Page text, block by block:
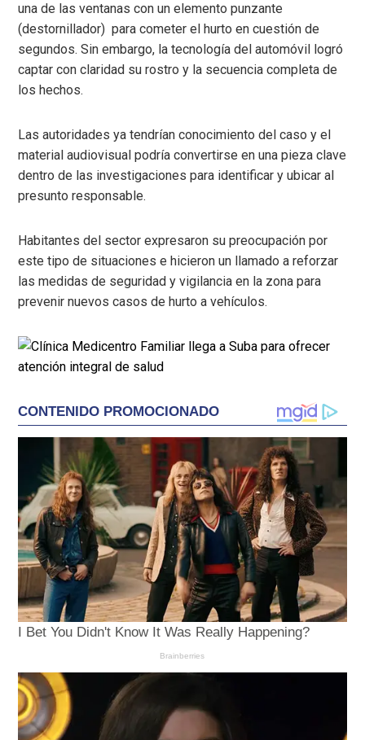
una de las ventanas con un elemento punzante
(destornillador) para cometer el hurto en cuestión de
segundos. Sin embargo, la tecnología del automóvil logró
captar con claridad su rostro y la secuencia completa de
los hechos.
Las autoridades ya tendrían conocimiento del caso y el
material audiovisual podría convertirse en una pieza clave
dentro de las investigaciones para identificar y ubicar al
presunto responsable.
Habitantes del sector expresaron su preocupación por
este tipo de situaciones e hicieron un llamado a reforzar
las medidas de seguridad y vigilancia en la zona para
prevenir nuevos casos de hurto a vehículos.